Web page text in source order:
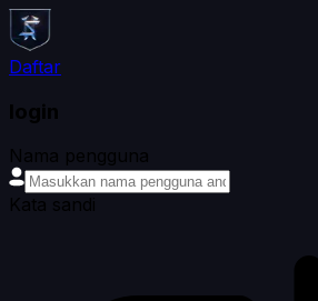
Daftar
login
Nama pengguna
Kata sandi